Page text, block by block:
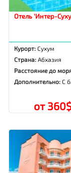
Отель 'Интер-
Курорт:Сухум
Страна:Абхазия
Расстояние до
Дополнительно:С
от